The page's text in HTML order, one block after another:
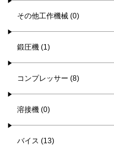
その他工作機械 (0)
鍛圧機 (1)
コンプレッサー (8)
溶接機 (0)
バイス (13)